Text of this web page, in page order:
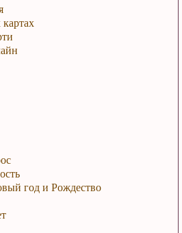
год и Рождество